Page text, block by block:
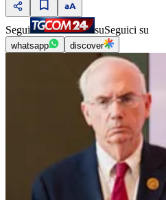
Segui suSeguici su
whatsapp discover